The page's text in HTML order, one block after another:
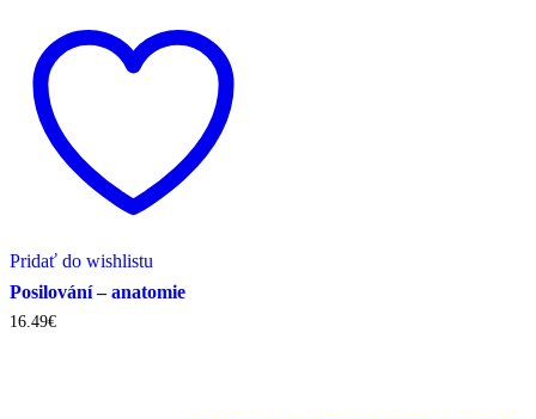
Pridať do wishlistu
Posilování – anatomie
16.49€